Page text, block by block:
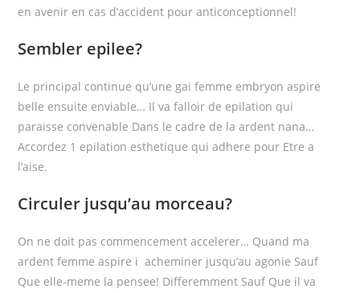
en avenir en cas d’accident pour anticonceptionnel!
Sembler epilee?
Le principal continue qu’une gai femme embryon aspire
belle ensuite enviable… Il va falloir de epilation qui
paraisse convenable Dans le cadre de la ardent nana…
Accordez 1 epilation esthetique qui adhere pour Etre a
l’aise.
Circuler jusqu’au morceau?
On ne doit pas commencement accelerer… Quand ma
ardent femme aspire i acheminer jusqu’au agonie Sauf
Que elle-meme la pensee! Differemment Sauf Que il va